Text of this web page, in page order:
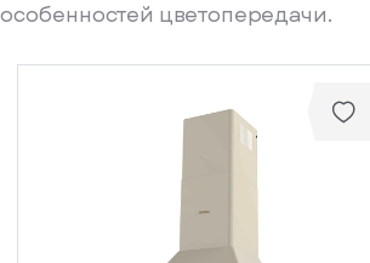
особенностей цветопередачи.